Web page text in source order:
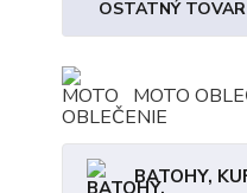
OSTATNÝ TOVAR
MOTO
BATOHY,